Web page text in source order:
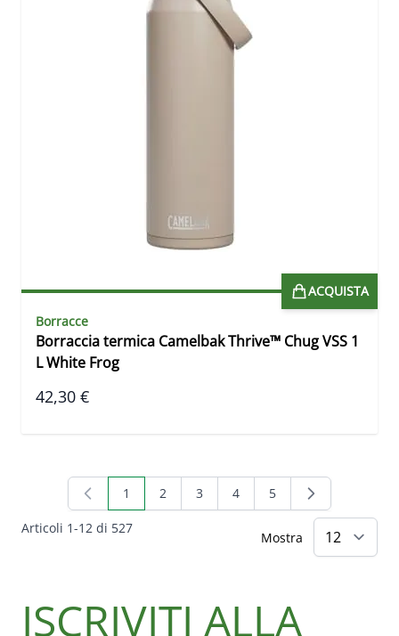
ACQUISTA
Borracce
Borraccia termica Camelbak Thrive™ Chug VSS 1
L White Frog
42,30 €
Articoli 1-12 di 527
Attualmente stai leggendo la pagina
1 Pagina
2 Pagina
3 Pagina
4 Pagina
5
Mostra
ISCRIVITI ALLA